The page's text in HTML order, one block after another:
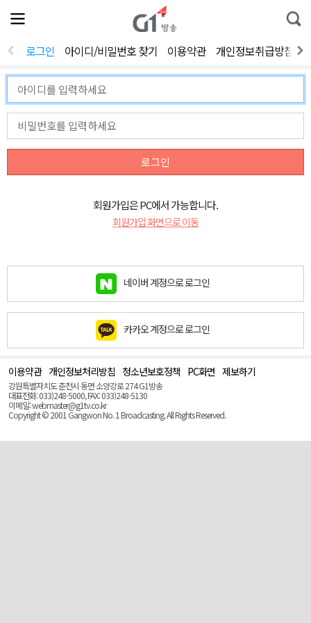
전
체
뉴
열
통
합
색
로그인 아이디/비밀번호 찾기 이용약관 개인정보취급방침
로그인
회원가입은 PC에서 가능합니다.
회원가입 화면으로 이동
네이버 계정으로 로그인
카카오 계정으로 로그인
이용약관 개인정보처리방침 청소년보호정책 PC화면 제보하기
강원특별자치도 춘천시 동면 소양강로 274 G1방송
대표전화: 033)248-5000, FAX: 033)248-5130
이메일: webmaster@g1tv.co.kr
Copyright © 2001 Gangwon No. 1 Broadcasting. All Rights Reserved.